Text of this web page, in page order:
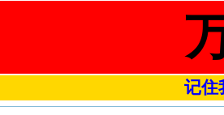
记住